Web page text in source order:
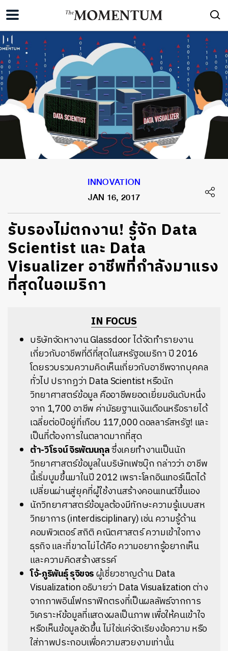
INNOVATION
JAN 16, 2017
รับรองไม่ตกงาน! รู้จัก Data
Scientist และ Data
Visualizer อาชีพที่กำลังมาแรง
ที่สุดในอเมริกา
IN FOCUS
บริษัทจัดหางาน Glassdoor ได้จัดทำรายงาน
เกี่ยวกับอาชีพที่ดีที่สุดในสหรัฐอเมริกา ปี 2016
โดยรวบรวมความคิดเห็นเกี่ยวกับอาชีพจากบุคคล
ทั่วไป ปรากฏว่า Data Scientist หรือนัก
วิทยาศาสตร์ข้อมูล คืออาชีพยอดเยี่ยมอันดับหนึ่ง
จาก 1,700 อาชีพ ค่ามัธยฐานเงินเดือนหรือรายได้
เฉลี่ยต่อปีอยู่ที่เกือบ 117,000 ดอลลาร์สหรัฐ! และ
เป็นที่ต้องการในตลาดมากที่สุด
ต้า-วิโรจน์ จิรพัฒนกุลซึ่งเคยทำงานเป็นนัก
วิทยาศาสตร์ข้อมูลในบริษัทเฟซบุ๊ก กล่าวว่า อาชีพ
นี้เริ่มบูมขึ้นมาในปี 2012 เพราะโลกอินเทอร์เน็ตได้
เปลี่ยนผ่านสู่ยุคที่ผู้ใช้งานสร้างคอนเทนต์ขึ้นเอง
นักวิทยาศาสตร์ข้อมูลต้องมีทักษะความรู้แบบสห
วิทยาการ (interdisciplinary) เช่น ความรู้ด้าน
คอมพิวเตอร์ สถิติ คณิตศาสตร์ ความเข้าใจทาง
ธุรกิจ และที่ขาดไม่ได้คือ ความอยากรู้อยากเห็น
และความคิดสร้างสรรค์
โจ้-ภูริพันธุ์ รุจิขจรผู้เชี่ยวชาญด้าน Data
Visualization อธิบายว่า Data Visualization ต่าง
จากภาพอินโฟกราฟิกตรงที่เป็นผลลัพธ์จากการ
วิเคราะห์ข้อมูลที่แสดงผลเป็นภาพ เพื่อให้คนเข้าใจ
หรือเห็นข้อมูลชัดขึ้น ไม่ใช่แค่จัดเรียงข้อความ หรือ
ใส่ภาพประกอบเพื่อความสวยงามเท่านั้น